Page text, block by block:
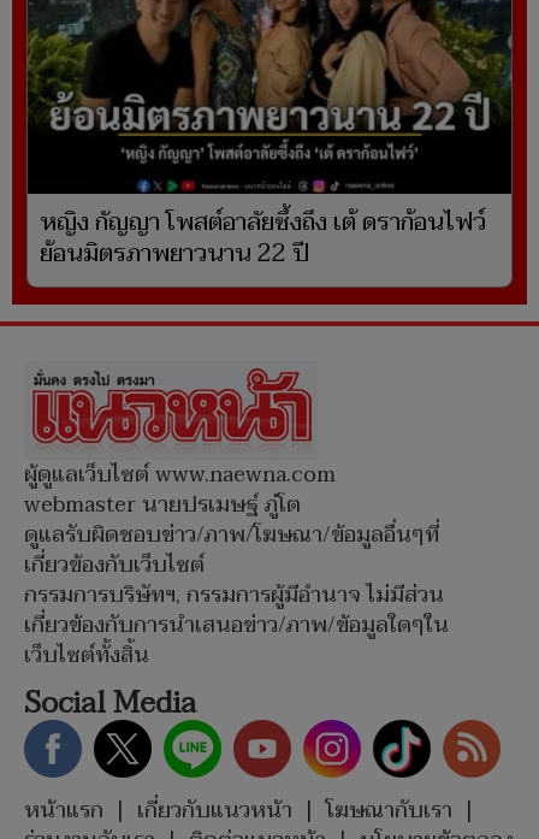
หญิง กัญญา โพสต์อาลัยซึ้งถึง เต้ ดราก้อนไฟว์
ย้อนมิตรภาพยาวนาน 22 ปี
ผู้ดูแลเว็บไซต์ www.naewna.com
webmaster นายปรเมษฐ์ ภู่โต
ดูแลรับผิดชอบข่าว/ภาพ/โฆษณา/ข้อมูลอื่นๆที่
เกี่ยวข้องกับเว็บไซต์
กรรมการบริษัทฯ, กรรมการผู้มีอำนาจ ไม่มีส่วน
เกี่ยวข้องกับการนำเสนอข่าว/ภาพ/ข้อมูลใดๆใน
เว็บไซต์ทั้งสิ้น
Social Media
หน้าแรก | เกี่ยวกับแนวหน้า | โฆษณากับเรา |